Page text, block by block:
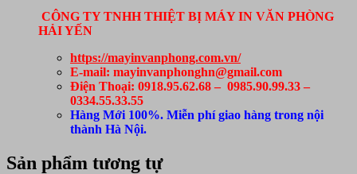
CÔNG TY TNHH THIỆT BỊ MÁY IN VĂN PHÒNG
HẢI YẾN
https://mayinvanphong.com.vn/
E-mail: mayinvanphonghn@gmail.com
Điện Thoại: 0918.95.62.68 – 0985.90.99.33 –
0334.55.33.55
Hàng Mới 100%. Miễn phí giao hàng trong nội
thành Hà Nội.
Sản phẩm tương tự